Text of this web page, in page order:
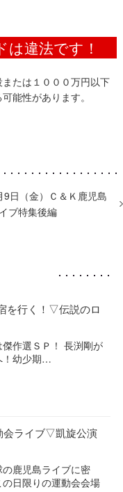
違法です！
たは１０００万円以下
能性があります。
9日（金）Ｃ＆Ｋ鹿児島
ブ特集後編
を行く！▽伝説のロ
作選ＳＰ！ 長渕剛が
！幼少期…
会ライブ▽凱旋公演
鹿児島ライブに密
日限りの運動会会場